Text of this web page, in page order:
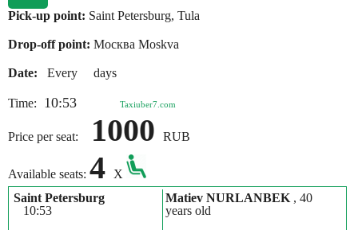
Pick-up point: Saint Petersburg, Tula
Drop-off point: Москва Moskva
Date: Every days
Time: 10:53 Taxiuber7.com
Price per seat: 1000 RUB
Available seats: 4
X
Saint Petersburg
10:53
Matiev NURLANBEK , 40
years old